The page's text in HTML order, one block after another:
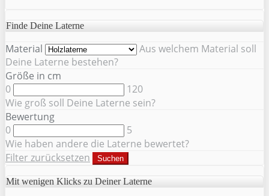
Finde Deine Laterne
Material
Aus welchem Material soll
Deine Laterne bestehen?
Größe in cm
0
120
Wie groß soll Deine Laterne sein?
Bewertung
0
5
Wie haben andere die Laterne bewertet?
Filter zurücksetzen
Suchen
Mit wenigen Klicks zu Deiner Laterne